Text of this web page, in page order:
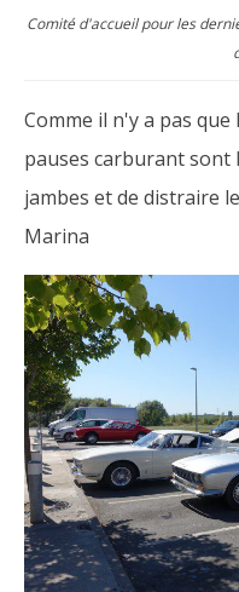
Comité d'accueil pour les
Comme il n'y a pas
pauses carburant sont
jambes et de distraire
Marina